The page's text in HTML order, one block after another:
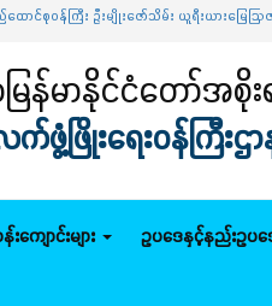
း ဦးမျိုးဇော်သိမ်း ယူရီးယားမြေဩဇာဝယ်ယူဖြ
ြန်မာနိုင်ငံတော်အစိုး
ဖွံ့ဖြိုးရေးဝန်ကြီးဌာ
ကျောင်းများ ဥပဒေနှင့်နည်းဥပဒေ